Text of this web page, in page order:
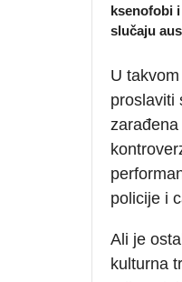
ksenofobi
slučaju
U
proslaviti
policije i
Ali je
kulturna